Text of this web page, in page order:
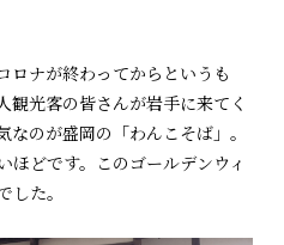
ロナが終わってからというも
観光客の皆さんが岩手に来てく
のが盛岡の「わんこそば」。
ほどです。このゴールデンウィ
た。